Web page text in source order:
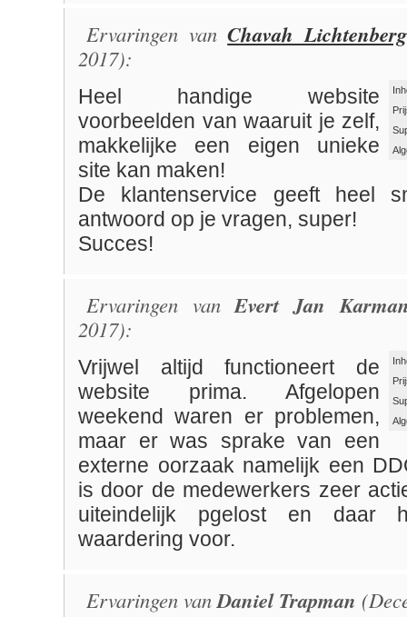
Ervaringen vanChavah Lichtenberg
2017):
Heel handige website
voorbeelden van waaruit je zelf,
makkelijke een eigen unieke
site kan maken!
De klantenservice geeft heel
antwoord op je vragen, super!
Succes!
Ervaringen vanEvert Jan
2017):
Vrijwel altijd functioneert de
website prima. Afgelopen
weekend waren er problemen,
maar er was sprake van een
externe oorzaak namelijk een
is door de medewerkers zeer
uiteindelijk pgelost en daar
waardering voor.
Ervaringen vanDaniel Trapman